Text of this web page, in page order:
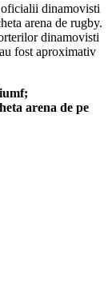
oficialii dinamovisti
arena de rugby.
dinamovisti
fost aproximativ
arena de pe